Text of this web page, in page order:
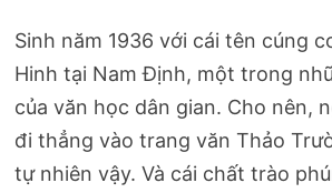
Sinh năm 1936 với cái tên cúng
Hinh tại Nam Định, một trong
của văn học dân gian. Cho nên,
đi thẳng vào trang văn Thảo
tự nhiên vậy. Và cái chất trào